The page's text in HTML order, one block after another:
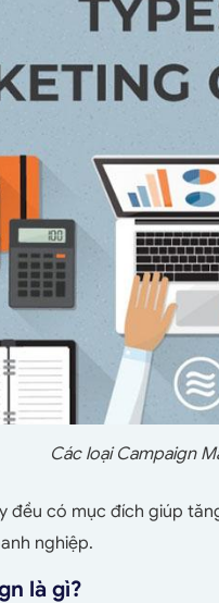
Các loại Campaign
đều có mục đích giúp
nghiệp.
là gì?